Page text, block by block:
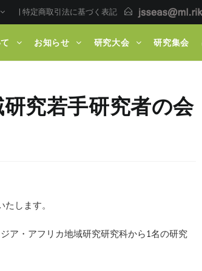
| 特定商取引法に基づく表記
お知らせ 研究大会 研究集会
究若手研究者の会
します。
ア・アフリカ地域研究研究科から1名の研究